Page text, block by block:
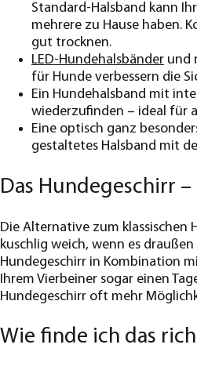
Standard-Halsband kann
mehrere zu Hause haben.
gut trocknen.
LED-Hundehalsbänder und
für Hunde verbessern die
Ein Hundehalsband mit
wiederzufinden – ideal für
Eine optisch ganz
gestaltetes Halsband mit
Das Hundegeschirr
Die Alternative zum klassischen
kuschlig weich, wenn es
Hundegeschirr in Kombination
Ihrem Vierbeiner sogar einen
Hundegeschirr oft mehr
Wie finde ich das